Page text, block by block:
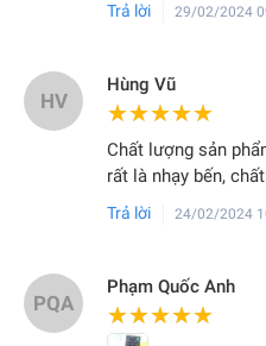
Trả lời 29/02/2024
HV
Hùng Vũ
★★★★★
★★★★★
Chất lượng sản
rất là nhạy bến,
Trả lời 24/02/2024
PQA
Phạm Quốc Anh
★★★★★
★★★★★